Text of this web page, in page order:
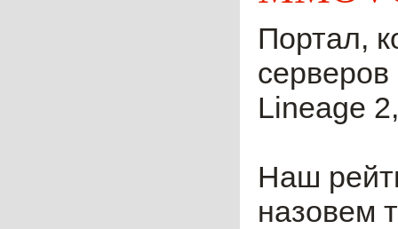
Портал,
Lineage
Наш
назовем